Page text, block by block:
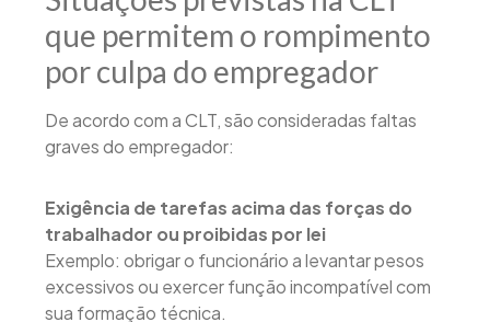
que permitem o rompimento
por culpa do empregador
De acordo com a CLT, são consideradas faltas
graves do empregador:
Exigência de tarefas acima das forças do
trabalhador ou proibidas por lei
Exemplo: obrigar o funcionário a levantar pesos
excessivos ou exercer função incompatível com
sua formação técnica.